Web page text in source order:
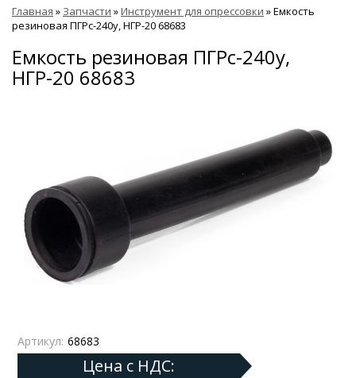
Главная » Запчасти »Инструмент для опрессовки »Емкость
резиновая ПГРс-240у, НГР-20 68683
Емкость резиновая ПГРс-240у,
НГР-20 68683
Артикул: 68683
Цена с НДС: